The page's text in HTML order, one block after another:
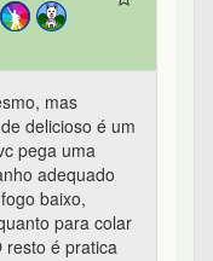
mas
delicioso é um
pega uma
adequado
baixo,
para colar
resto é pratica